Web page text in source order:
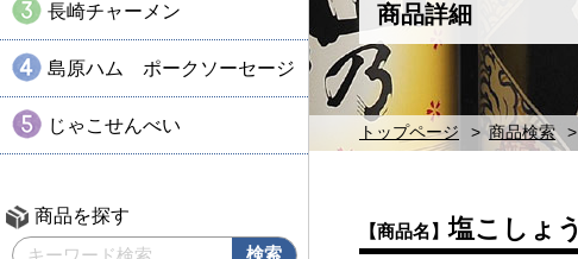
長崎チャーメン
島原ハム ポークソーセージ
じゃこせんべい
商品を探す
商品詳細
トップページ 商品検索
【商品名】塩こしょう